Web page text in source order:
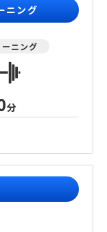
ニング
ニング
分